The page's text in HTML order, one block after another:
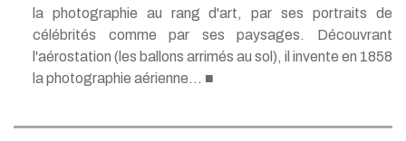
la photographie au rang d'art, par ses portraits de
célébrités comme par ses paysages. Découvrant
l'aérostation (les ballons arrimés au sol), il invente en 1858
la photographie aérienne... ■